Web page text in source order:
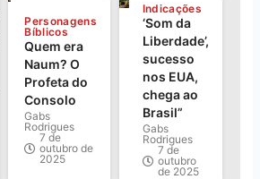
de 2025
Personagens
Bíblicos
Quem era
Naum? O
Profeta do
Consolo
Gabs
Rodrigues
7 de
outubro de
2025
Indicações
‘Som da
Liberdade’,
sucesso
nos EUA,
chega ao
Brasil”
Gabs
Rodrigues
7 de
outubro
de 2025